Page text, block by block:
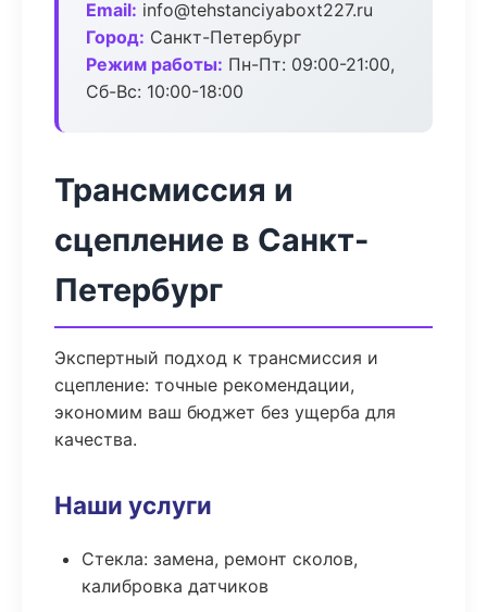
Email: info@tehstanciyaboxt227.ru
Город: Санкт-Петербург
Режим работы: Пн-Пт: 09:00-21:00,
Сб-Вс: 10:00-18:00
Трансмиссия и
сцепление в Санкт-
Петербург
Экспертный подход к трансмиссия и
сцепление: точные рекомендации,
экономим ваш бюджет без ущерба для
качества.
Наши услуги
Стекла: замена, ремонт сколов,
калибровка датчиков